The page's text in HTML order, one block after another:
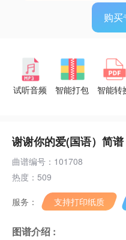
购
试听音频 智能打包 智能转
谢谢你的爱(国语）简
曲谱编号：101708
热度：509
服务： 支持打印纸质
图谱介绍 :